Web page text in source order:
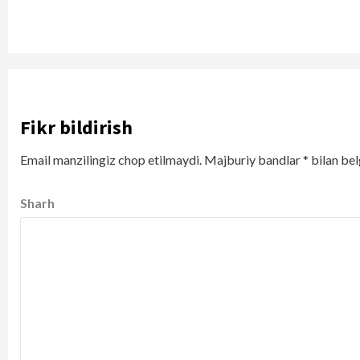
Fikr bildirish
Email manzilingiz chop etilmaydi. Majburiy bandlar* bilan
Sharh